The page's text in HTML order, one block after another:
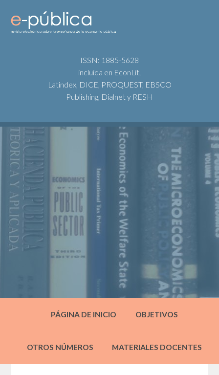
ISSN: 1885-5628
incluida en EconLit,
Latindex, DICE, PROQUEST, EBSCO
Publishing, Dialnet y RESH
PÁGINA DE INICIO OBJETIVOS
OTROS NÚMEROS MATERIALES DOCENTES